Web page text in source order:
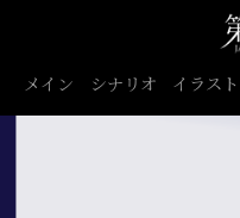
メイン シナリオ イラスト